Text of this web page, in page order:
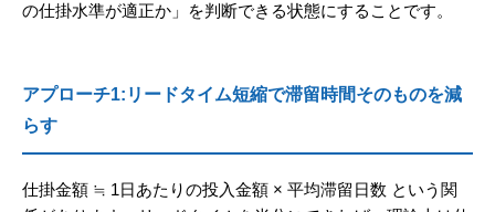
の仕掛水準が適正か」を判断できる状態にすることです。
アプローチ1:リードタイム短縮で滞留時間そのものを減
らす
仕掛金額 ≒ 1日あたりの投入金額 × 平均滞留日数 という関